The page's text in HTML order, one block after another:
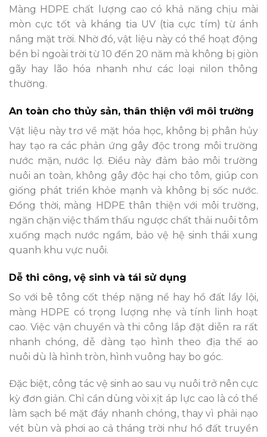
Màng HDPE chất lượng cao có khả năng chịu mài
mòn cực tốt và kháng tia UV (tia cực tím) từ ánh
nắng mặt trời. Nhờ đó, vật liệu này có thể hoạt động
bền bỉ ngoài trời từ 10 đến 20 năm mà không bị giòn
gãy hay lão hóa nhanh như các loại nilon thông
thường.
An toàn cho thủy sản, thân thiện với môi trường
Vật liệu này trơ về mặt hóa học, không bị phân hủy
hay tạo ra các phản ứng gây độc trong môi trường
nước mặn, nước lợ. Điều này đảm bảo môi trường
nuôi an toàn, không gây độc hại cho tôm, giúp con
giống phát triển khỏe mạnh và không bị sốc nước.
Đồng thời, màng HDPE thân thiện với môi trường,
ngăn chặn việc thẩm thấu ngược chất thải nuôi tôm
xuống mạch nước ngầm, bảo vệ hệ sinh thái xung
quanh khu vực nuôi.
Dễ thi công, vệ sinh và tái sử dụng
So với bê tông cốt thép nặng nề hay hồ đất lầy lội,
màng HDPE có trọng lượng nhẹ và tính linh hoạt
cao. Việc vận chuyển và thi công lắp đặt diễn ra rất
nhanh chóng, dễ dàng tạo hình theo địa thế ao
nuôi dù là hình tròn, hình vuông hay bo góc.
Đặc biệt, công tác vệ sinh ao sau vụ nuôi trở nên cực
kỳ đơn giản. Chỉ cần dùng vòi xịt áp lực cao là có thể
làm sạch bề mặt đáy nhanh chóng, thay vì phải nạo
vét bùn và phơi ao cả tháng trời như hồ đất truyền